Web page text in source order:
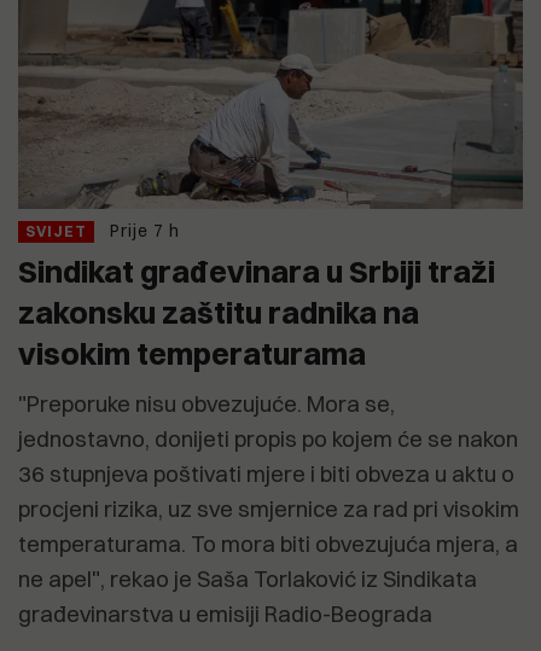
SVIJET Prije 7 h
Sindikat građevinara u Srbiji traži
zakonsku zaštitu radnika na
visokim temperaturama
"Preporuke nisu obvezujuće. Mora se,
jednostavno, donijeti propis po kojem će se nakon
36 stupnjeva poštivati mjere i biti obveza u aktu o
procjeni rizika, uz sve smjernice za rad pri visokim
temperaturama. To mora biti obvezujuća mjera, a
ne apel", rekao je Saša Torlaković iz Sindikata
građevinarstva u emisiji Radio-Beograda